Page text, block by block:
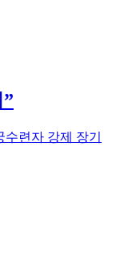
련자 강제 장기